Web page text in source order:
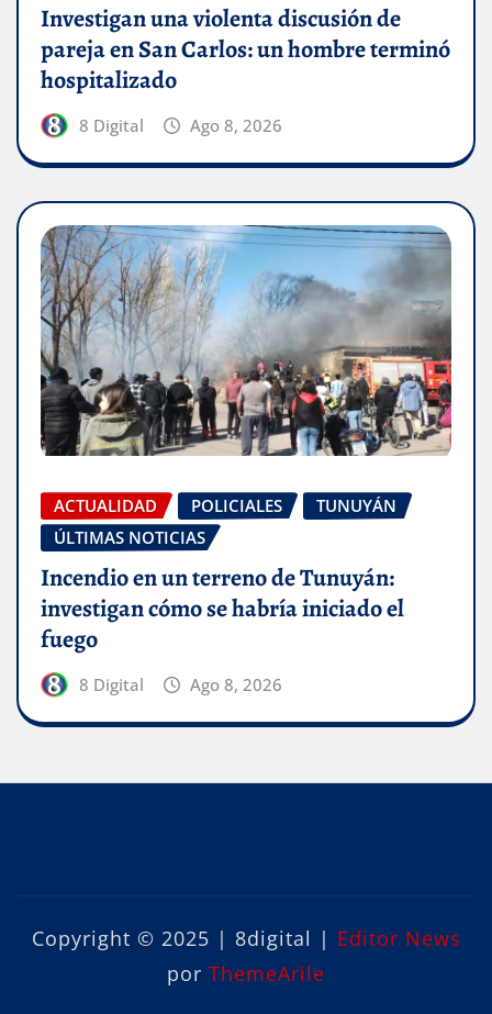
Investigan una violenta discusión de
pareja en San Carlos: un hombre terminó
hospitalizado
8 Digital Ago 8, 2026
ACTUALIDAD POLICIALES
TUNUYÁN
ÚLTIMAS NOTICIAS
Incendio en un terreno de Tunuyán:
investigan cómo se habría iniciado el
fuego
8 Digital Ago 8, 2026
Copyright © 2025 | 8digital | Editor News
por ThemeArile